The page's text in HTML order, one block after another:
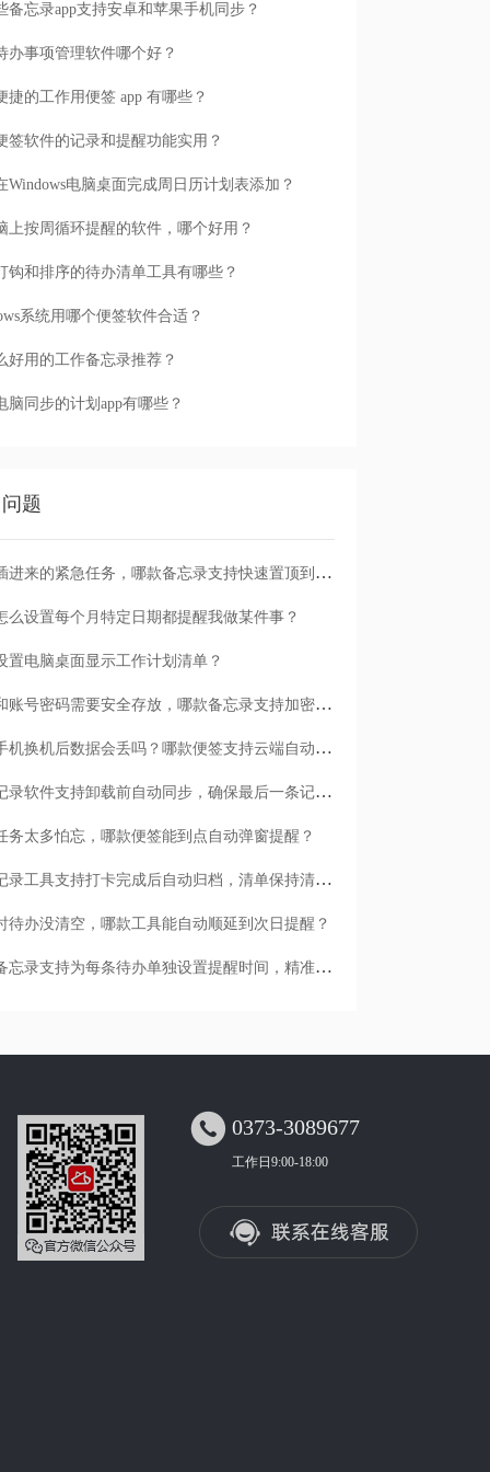
备忘录app支持安卓和苹果手机同步？
办事项管理软件哪个好？
捷的工作用便签 app 有哪些？
签软件的记录和提醒功能实用？
Windows电脑桌面完成周日历计划表添加？
上按周循环提醒的软件，哪个好用？
钩和排序的待办清单工具有哪些？
系统用哪个便签软件合适？
好用的工作备忘录推荐？
脑同步的计划app有哪些？
题
临时插进来的紧急任务，哪款备忘录支持快速置顶到清单首位？
么设置每个月特定日期都提醒我做某件事？
置电脑桌面显示工作计划清单？
日记和账号密码需要安全存放，哪款备忘录支持加密保护？
安卓手机换机后数据会丢吗？哪款便签支持云端自动备份？
哪款记录软件支持卸载前自动同步，确保最后一条记录不丢失？
务太多怕忘，哪款便签能到点自动弹窗提醒？
哪款记录工具支持打卡完成后自动归档，清单保持清爽？
待办没清空，哪款工具能自动顺延到次日提醒？
哪款备忘录支持为每条待办单独设置提醒时间，精准可控？
 0373-3089677
工作日9:00-18:00